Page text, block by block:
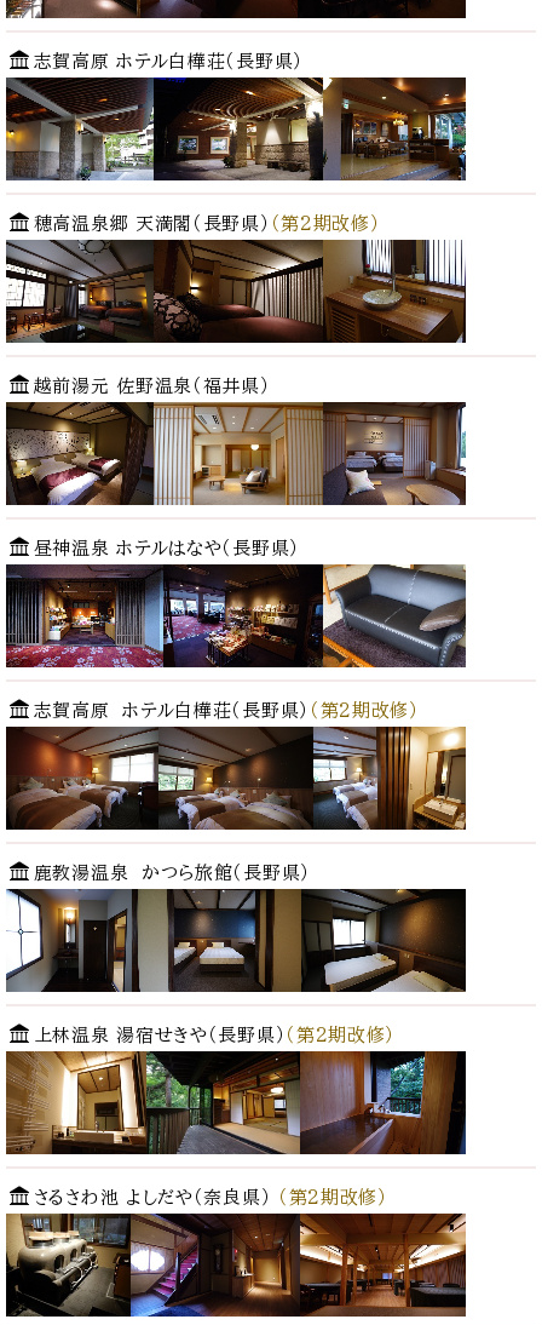
志賀高原 ホテル白樺荘（長野県）
穂高温泉郷 天満閣（長野県） （第2期改修）
越前湯元 佐野温泉（福井県）
昼神温泉 ホテルはなや（長野県）
志賀高原 ホテル白樺荘（長野県） （第2期改修）
鹿教湯温泉 かつら旅館（長野県）
上林温泉 湯宿せきや（長野県） （第2期改修）
さるさわ池 よしだや（奈良県） （第2期改修）